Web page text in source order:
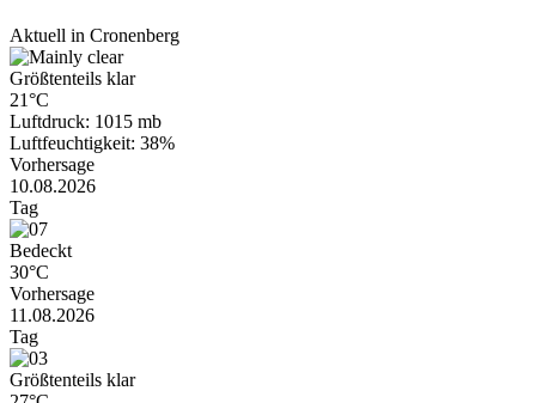
Aktuell in Cronenberg
Größtenteils klar
21°C
Luftdruck: 1015 mb
Luftfeuchtigkeit: 38%
Vorhersage
10.08.2026
Tag
Bedeckt
30°C
Vorhersage
11.08.2026
Tag
Größtenteils klar